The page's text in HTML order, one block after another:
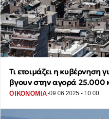
Τι ετοιμάζει η κυβέρνηση
βγουν στην αγορά 25.000
ΟΙΚΟΝΟΜΙΑ·09.06.2025 - 10:00